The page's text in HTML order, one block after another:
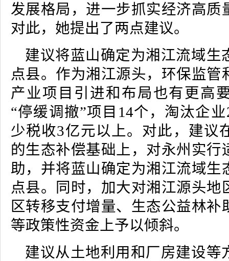
发展格局，进一步抓实经济高质
对此，她提出了两点建议。
建议将蓝山确定为湘江流域生
点县。作为湘江源头，环保监管
产业项目引进和布局也有更高
“停缓调撤”项目14个，淘汰企
少税收3亿元以上。对此，建议
的生态补偿基础上，对永州实行
助，并将蓝山确定为湘江流域生
点县。同时，加大对湘江源头地
区转移支付增量、生态公益林补
等政策性资金上予以倾斜。
建议从土地利用和厂房建设等